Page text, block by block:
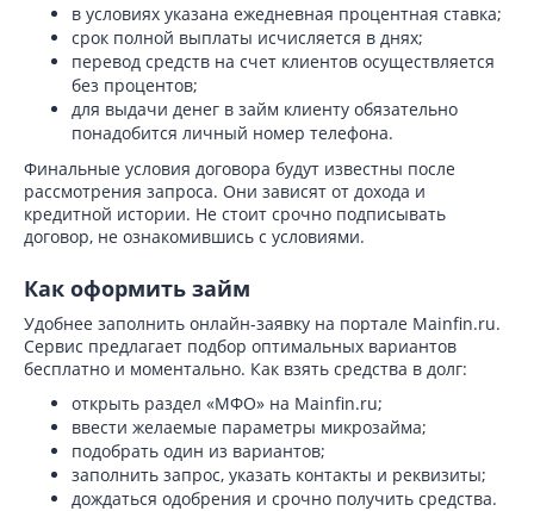
в условиях указана ежедневная процентная ставка;
срок полной выплаты исчисляется в днях;
перевод средств на счет клиентов осуществляется
без процентов;
для выдачи денег в займ клиенту обязательно
понадобится личный номер телефона.
Финальные условия договора будут известны после
рассмотрения запроса. Они зависят от дохода и
кредитной истории. Не стоит срочно подписывать
договор, не ознакомившись с условиями.
Как оформить займ
Удобнее заполнить онлайн-заявку на портале Mainfin.ru.
Сервис предлагает подбор оптимальных вариантов
бесплатно и моментально. Как взять средства в долг:
открыть раздел «МФО» на Mainfin.ru;
ввести желаемые параметры микрозайма;
подобрать один из вариантов;
заполнить запрос, указать контакты и реквизиты;
дождаться одобрения и срочно получить средства.